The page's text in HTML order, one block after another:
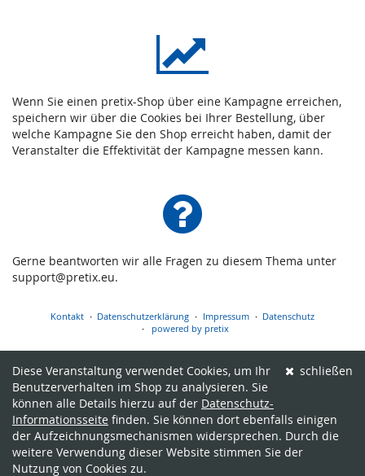
Wenn Sie einen pretix-Shop über eine Kampagne erreichen,
speichern wir über die Cookies bei Ihrer Bestellung, über
welche Kampagne Sie den Shop erreicht haben, damit der
Veranstalter die Effektivität der Kampagne messen kann.
Gerne beantworten wir alle Fragen zu diesem Thema unter
support@pretix.eu.
Kontakt Datenschutzerklärung Impressum
Datenschutz
powered by pretix
schließen
Diese Veranstaltung verwendet Cookies, um Ihr
Benutzerverhalten im Shop zu analysieren. Sie
können alle Details hierzu auf der Datenschutz-
Informationsseite finden. Sie können dort ebenfalls einigen
der Aufzeichnungsmechanismen widersprechen. Durch die
weitere Verwendung dieser Website stimmen Sie der
Nutzung von Cookies zu.